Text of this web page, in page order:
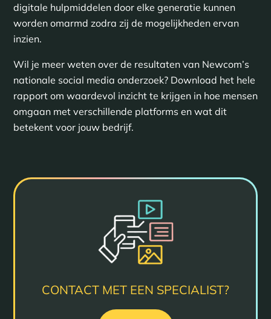
digitale hulpmiddelen door elke generatie kunnen
worden omarmd zodra zij de mogelijkheden ervan
inzien.
Wil je meer weten over de resultaten van Newcom’s
nationale social media onderzoek? Download het hele
rapport om waardevol inzicht te krijgen in hoe mensen
omgaan met verschillende platforms en wat dit
betekent voor jouw bedrijf.
CONTACT MET EEN SPECIALIST?